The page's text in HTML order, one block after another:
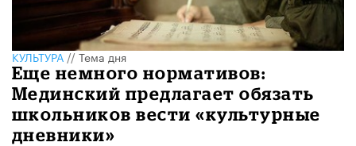
КУЛЬТУРА//Тема дня
Еще немного нормативов:
Мединский предлагает обязать
школьников вести «культурные
дневники»